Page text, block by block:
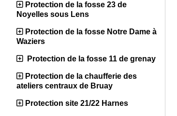
Protection de la fosse 23 de
Noyelles sous Lens
Protection de la fosse Notre Dame à
Waziers
Protection de la fosse 11 de grenay
Protection de la chaufferie des
ateliers centraux de Bruay
Protection site 21/22 Harnes